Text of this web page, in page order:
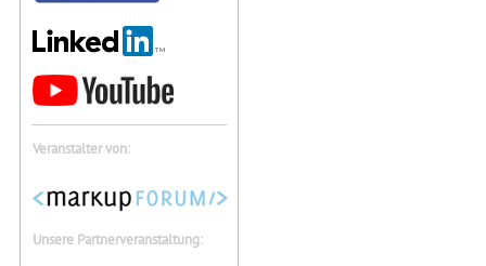
Veranstalter von:
Unsere Partnerveranstaltung: